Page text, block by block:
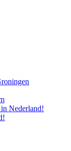
in Nederland!